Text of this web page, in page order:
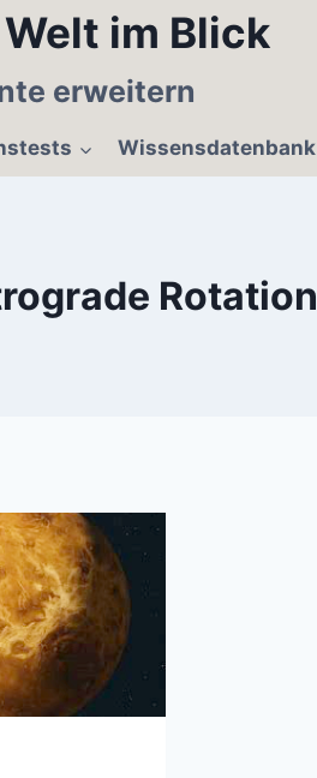
im Blick
erweitern
Wissensdatenbank
Rotation